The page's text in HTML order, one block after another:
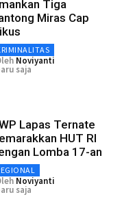
Tiga
Miras Cap
Noviyanti
saja
Lapas Ternate
HUT RI
Lomba 17-an
Noviyanti
saja